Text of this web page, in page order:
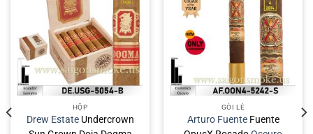
HỘP
Drew EstateUndercrown
GÓI LẺ
Arturo FuenteFuente